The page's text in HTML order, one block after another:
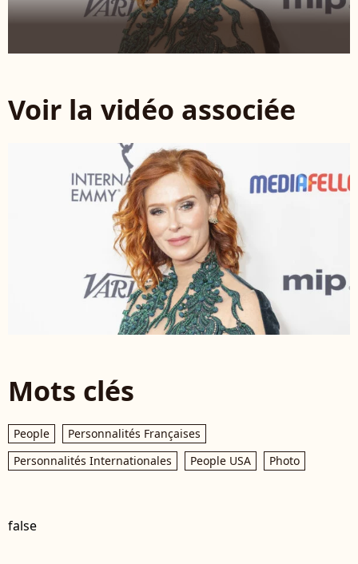
Voir la vidéo associée
Mots clés
People
Personnalités Françaises
Personnalités Internationales
People USA Photo
false